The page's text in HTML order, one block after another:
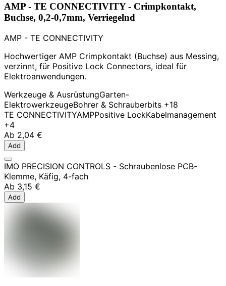
AMP - TE CONNECTIVITY - Crimpkontakt,
Buchse, 0,2-0,7mm, Verriegelnd
AMP - TE CONNECTIVITY
Hochwertiger AMP Crimpkontakt (Buchse) aus Messing,
verzinnt, für Positive Lock Connectors, ideal für
Elektroanwendungen.
Werkzeuge & AusrüstungGarten-
ElektrowerkzeugeBohrer & Schrauberbits +18
TE CONNECTIVITYAMPPositive LockKabelmanagement
+4
Ab 2,04 €
Add
IMO PRECISION CONTROLS - Schraubenlose PCB-
Klemme, Käfig, 4-fach
Ab 3,15 €
Add